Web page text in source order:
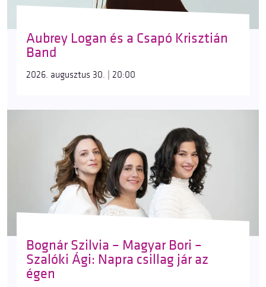
Aubrey Logan és a Csapó Krisztián
Band
2026. augusztus 30. | 20:00
Bognár Szilvia – Magyar Bori –
Szalóki Ági: Napra csillag jár az
égen